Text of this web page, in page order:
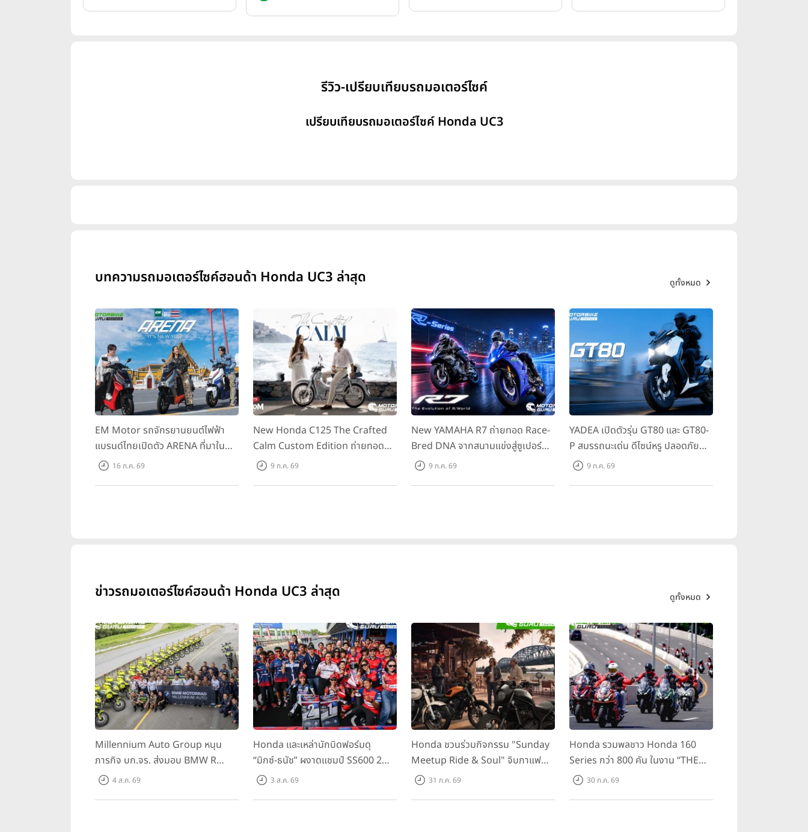
รีวิว-เปรียบเทียบรถมอเตอร์ไซค์
เปรียบเทียบรถมอเตอร์ไซค์ Honda UC3
บทความรถมอเตอร์ไซค์ฮอนด้า Honda UC3 ล่าสุด ดูทั้งหมด
EM Motor รถจักรยานยนต์ไฟฟ้า
แบรนด์ไทยเปิดตัว ARENA ที่มาใน
ราคาพิเศษ 55,500 บาท สำหรับลูกค้า
16 ก.ค. 69
New Honda C125 The Crafted
Calm Custom Edition ถ่ายทอด
ความคลาสสิกด้วยคู่สีพิเศษ มากับ
9 ก.ค. 69
New YAMAHA R7 ถ่ายทอด Race-
Bred DNA จากสนามแข่งสู่ซูเปอร์
สปอร์ตคลาสกลางที่เข้าถึงได้จริง ใน
9 ก.ค. 69
YADEA เปิดตัวรุ่น GT80 และ GT80-
P สมรรถนะเด่น ดีไซน์หรู ปลอดภัย
ราคาเข้าถึงง่าย จดทะเบียนได้ มี 3 สี
9 ก.ค. 69
ข่าวรถมอเตอร์ไซค์ฮอนด้า Honda UC3 ล่าสุด ดูทั้งหมด
Millennium Auto Group หนุน
ภารกิจ บก.จร. ส่งมอบ BMW R
1300 GS และ F 900 GS Adventure
4 ส.ค. 69
Honda และเหล่านักบิดฟอร์มดุ
“มิกซ์-ธนัช” ผงาดแชมป์ SS600 2
สนามติด “ข้าวกล้อง” คว้าที่ 2 ศึก
3 ส.ค. 69
Honda ชวนร่วมกิจกรรม "Sunday
Meetup Ride & Soul" จิบกาแฟ
พูดคุย แลกเปลี่ยนเรื่องราว และขับขี่
31 ก.ค. 69
Honda รวมพลชาว Honda 160
Series กว่า 800 คัน ในงาน “THE
ONE-SIXTI-ER ตัวจริง 160 RIDE
30 ก.ค. 69